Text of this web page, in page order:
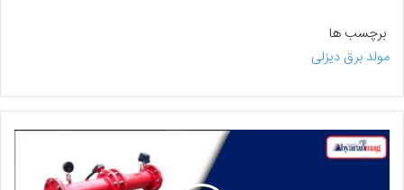
برچسب ها
مولد برق دیزلی